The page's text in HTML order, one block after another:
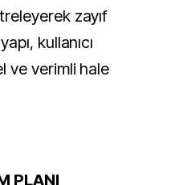
zayıf
kullanıcı
ve verimli hale
PLANI